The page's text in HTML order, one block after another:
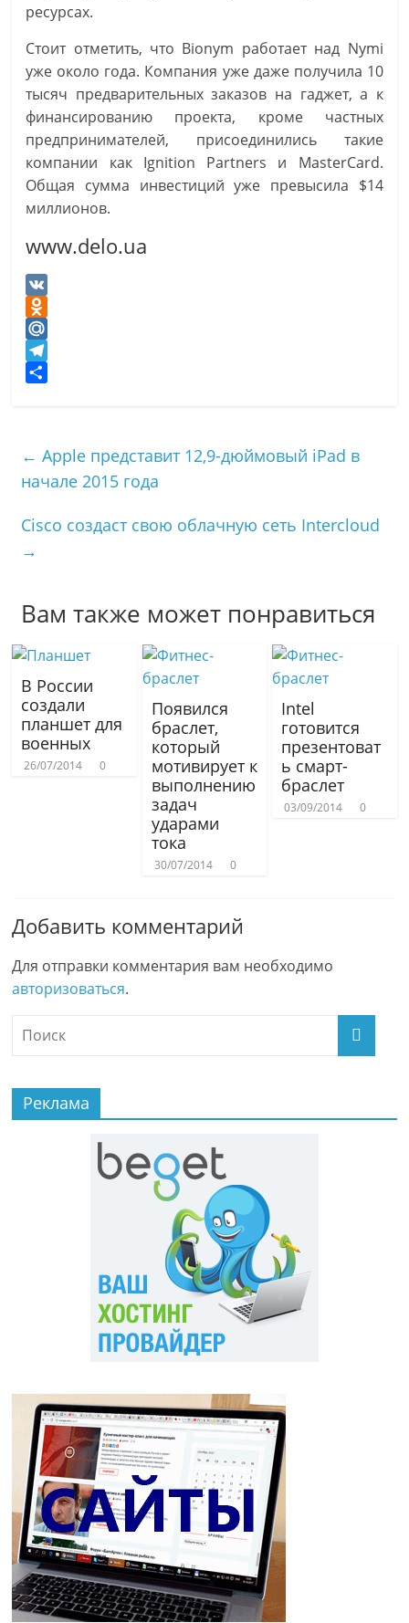
ресурсах.
Стоит отметить, что Bionym работает над Nymi
уже около года. Компания уже даже получила 10
тысяч предварительных заказов на гаджет, а к
финансированию проекта, кроме частных
предпринимателей, присоединились такие
компании как Ignition Partners и MasterCard.
Общая сумма инвестиций уже превысила $14
миллионов.
www.delo.ua
V
K
O
d
n
a
s
n
M
a
R
u
T
g
r
m
р
а
и
т
← Apple представит 12,9-дюймовый iPad в
начале 2015 года
Cisco создаст свою облачную сеть Intercloud
→
Вам также может понравиться
В России
создали
планшет для
военных
26/07/2014 0
Появился
браслет,
который
мотивирует к
выполнению
задач
ударами
тока
30/07/2014 0
Intel
готовится
презентоват
ь смарт-
браслет
03/09/2014 0
Добавить комментарий
Для отправки комментария вам необходимо
авторизоваться.
Реклама